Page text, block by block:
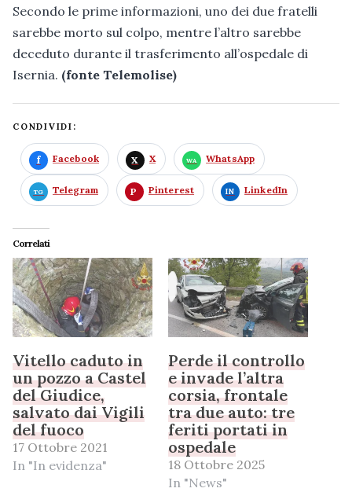
Secondo le prime informazioni, uno dei due fratelli
sarebbe morto sul colpo, mentre l’altro sarebbe
deceduto durante il trasferimento all’ospedale di
Isernia. (fonte Telemolise)
CONDIVIDI:
Facebook X WhatsApp
Telegram Pinterest LinkedIn
Correlati
Vitello caduto in
un pozzo a Castel
del Giudice,
salvato dai Vigili
del fuoco
17 Ottobre 2021
In "In evidenza"
Perde il controllo
e invade l’altra
corsia, frontale
tra due auto: tre
feriti portati in
ospedale
18 Ottobre 2025
In "News"